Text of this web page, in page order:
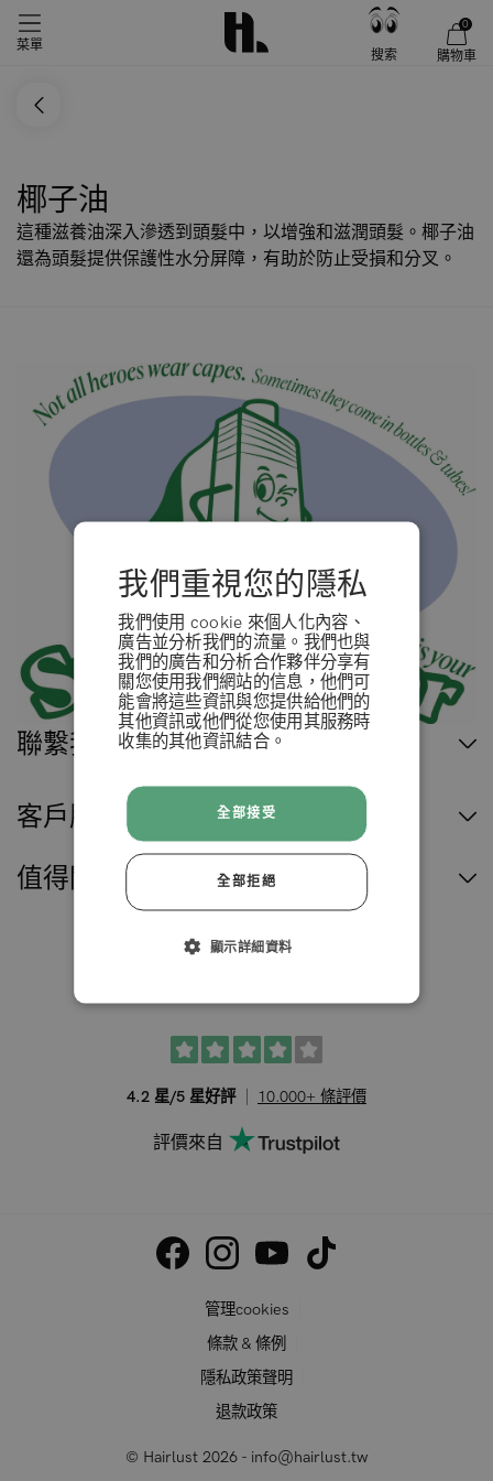
菜單
搜索
0
購物車
椰子油
這種滋養油深入滲透到頭髮中，以增強和滋潤頭髮。椰子油
還為頭髮提供保護性水分屏障，有助於防止受損和分叉。
條款 & 條例
拒絕
接受
聯繫我們
客戶服務
值得閱讀
4.2 星/5 星好評 10.000+ 條評價
評價來自
© Hairlust 2026 - info@hairlust.tw
管理cookies
條款 & 條例
隱私政策聲明
退款政策
我們重視您的隱私
我們使用 cookie 來個人化內容、
廣告並分析我們的流量。我們也與
我們的廣告和分析合作夥伴分享有
關您使用我們網站的信息，他們可
能會將這些資訊與您提供給他們的
其他資訊或他們從您使用其服務時
收集的其他資訊結合。
全部接受
全部拒絕
顯示詳細資料